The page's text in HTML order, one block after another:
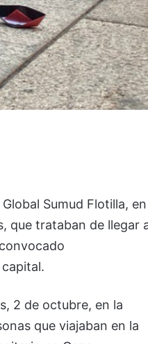
Sumud Flotilla, en
que trataban de llegar
2 de octubre, en la
que viajaban en la